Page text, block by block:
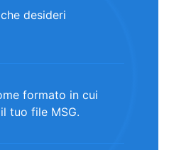
desideri
formato in cui
tuo file MSG.